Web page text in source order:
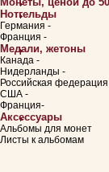
Нотгельды
Германия -
Франция -
Медали, жетоны
Канада -
Нидерланды -
Российская
США -
Франция-
Аксессуары
Альбомы для монет
Листы к альбомам